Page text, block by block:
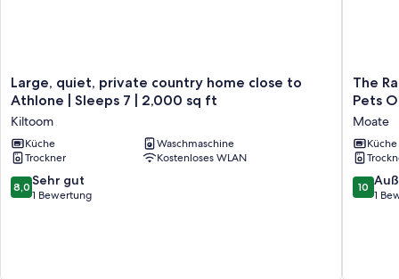
Large,
quiet,
country
home
close
to
Athlone
Large, quiet, private country home close to
Athlone | Sleeps 7 | 2,000 sq ft
Kiltoom
Küche
Waschmaschine
Trockner
Kostenloses WLAN
8.0
von
8,0 Sehr gut
1 Bewertung
The
Railway
-
4
Sleeps
11,
The
Pets
Moate
Küche
10.0
von
10
1